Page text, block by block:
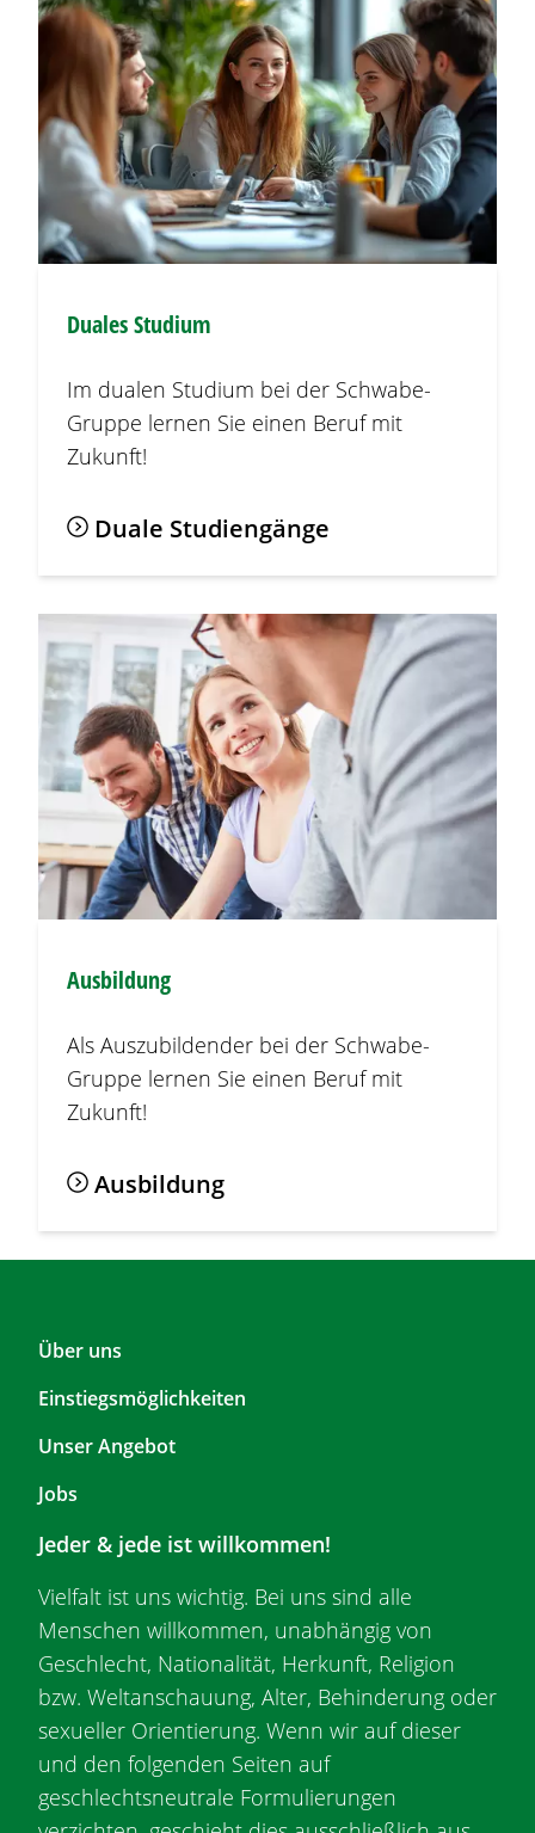
Duales Studium
Im dualen Studium bei der Schwabe-
Gruppe lernen Sie einen Beruf mit
Zukunft!
Duale Studiengänge
Ausbildung
Als Auszubildender bei der Schwabe-
Gruppe lernen Sie einen Beruf mit
Zukunft!
Ausbildung
F
o
t
r
o
1
Über uns
Einstiegsmöglichkeiten
Unser Angebot
Jobs
Jeder & jede ist willkommen!
Vielfalt ist uns wichtig. Bei uns sind alle
Menschen willkommen, unabhängig von
Geschlecht, Nationalität, Herkunft, Religion
bzw. Weltanschauung, Alter, Behinderung oder
sexueller Orientierung. Wenn wir auf dieser
und den folgenden Seiten auf
geschlechtsneutrale Formulierungen